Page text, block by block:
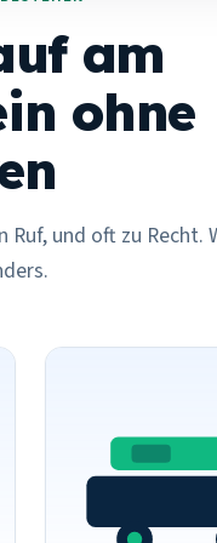
am
ohne
und oft zu Recht.